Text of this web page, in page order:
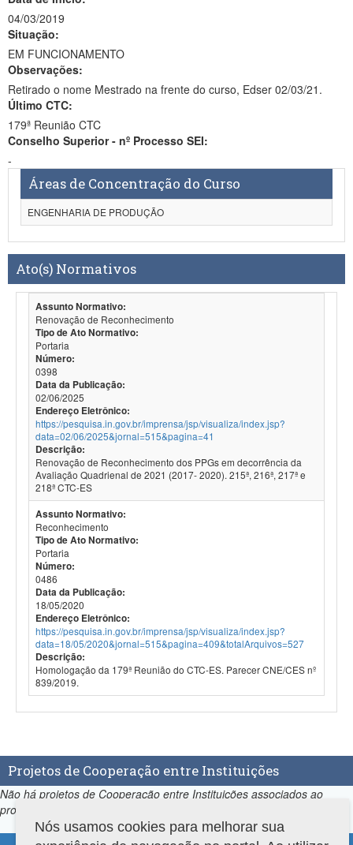
04/03/2019
Situação:
EM FUNCIONAMENTO
Observações:
Retirado o nome Mestrado na frente do curso, Edser 02/03/21.
Último CTC:
179ª Reunião CTC
Conselho Superior - nº Processo SEI:
-
Áreas de Concentração do Curso
ENGENHARIA DE PRODUÇÃO
Ato(s) Normativos
Assunto Normativo:
Renovação de Reconhecimento
Tipo de Ato Normativo:
Portaria
Número:
0398
Data da Publicação:
02/06/2025
Endereço Eletrônico:
https://pesquisa.in.gov.br/imprensa/jsp/visualiza/index.jsp?
data=02/06/2025&jornal=515&pagina=41
Descrição:
Renovação de Reconhecimento dos PPGs em decorrência da
Avaliação Quadrienal de 2021 (2017- 2020). 215ª, 216ª, 217ª e
218ª CTC-ES
Assunto Normativo:
Reconhecimento
Tipo de Ato Normativo:
Portaria
Número:
0486
Data da Publicação:
18/05/2020
Endereço Eletrônico:
https://pesquisa.in.gov.br/imprensa/jsp/visualiza/index.jsp?
data=18/05/2020&jornal=515&pagina=409&totalArquivos=527
Descrição:
Homologação da 179ª Reunião do CTC-ES. Parecer CNE/CES nº
839/2019.
Projetos de Cooperação entre Instituições
Não há projetos de Cooperação entre Instituições associados ao
programa.
Nós usamos cookies para melhorar sua